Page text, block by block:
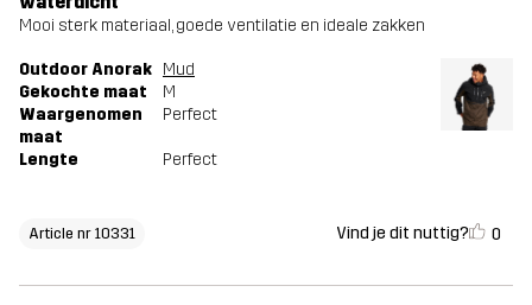
Mooi sterk materiaal, goede ventilatie en ideale zakken
Outdoor Anorak Mud
Gekochte maat
M
Waargenomen
maat
Perfect
Lengte Perfect
Article nr 10331 Vind je dit nuttig? 0